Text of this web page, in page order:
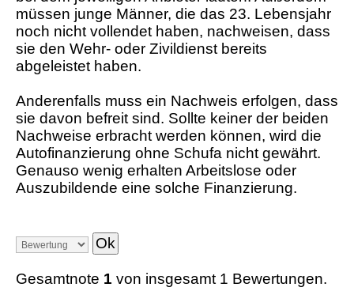
müssen junge Männer, die das 23. Lebensjahr
noch nicht vollendet haben, nachweisen, dass
sie den Wehr- oder Zivildienst bereits
abgeleistet haben.
Anderenfalls muss ein Nachweis erfolgen, dass
sie davon befreit sind. Sollte keiner der beiden
Nachweise erbracht werden können, wird die
Autofinanzierung ohne Schufa nicht gewährt.
Genauso wenig erhalten Arbeitslose oder
Auszubildende eine solche Finanzierung.
Gesamtnote 1 von insgesamt 1 Bewertungen.